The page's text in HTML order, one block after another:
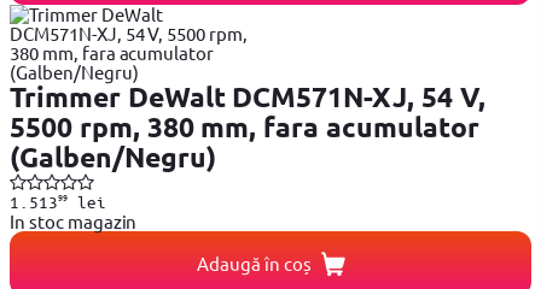
Trimmer DeWalt DCM571N-XJ, 54 V,
5500 rpm, 380 mm, fara acumulator
(Galben/Negru)
1.51399lei
In stoc magazin
Adaugă în coș